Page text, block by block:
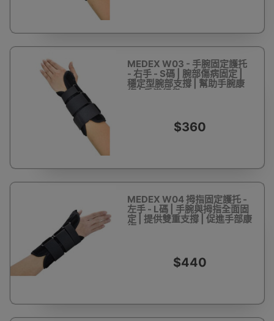
MEDEX W03 - 手腕固定護托
- 右手 - S碼 | 腕部傷病固定 |
穩定型腕部支撐 | 幫助手腕康
復 | 香港行貨
$360
MEDEX W04 拇指固定護托 -
左手 - L碼 | 手腕與拇指全面固
定 | 提供雙重支撐 | 促進手部康
復
$440